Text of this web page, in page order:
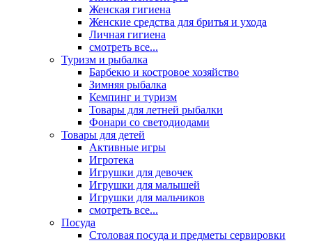
Женская гигиена
Женские средства для бритья и ухода
Личная гигиена
смотреть все...
Туризм и рыбалка
Барбекю и костровое хозяйство
Зимняя рыбалка
Кемпинг и туризм
Товары для летней рыбалки
Фонари со светодиодами
Товары для детей
Активные игры
Игротека
Игрушки для девочек
Игрушки для малышей
Игрушки для мальчиков
смотреть все...
Посуда
Столовая посуда и предметы сервировки